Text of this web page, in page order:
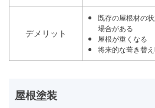
デメリット
既存の屋根材の
場合がある
屋根が重くなる
将来的な葺き替
屋根塗装